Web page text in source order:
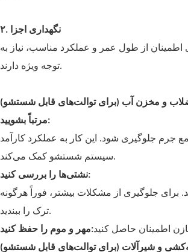
۲. نگهداری اجزا
از طول عمر و عملکرد مناسب، نیاز به
توجه ویژه دارند.
و مخزن آب (برای توالت‌های قابل شستشو)
مرتباً بشویید:
جرم جلوگیری شود. این کار به عملکرد کارآمد
سیستم شستشو کمک می‌کند.
نشتی‌ها را بررسی کنید:
برای جلوگیری از مشکلات بیشتر، فوراً هرگونه
ترک را ببندید.
مهر و موم را حفظ کنید:
و شیرآلات (برای توالت‌های قابل شستشو)